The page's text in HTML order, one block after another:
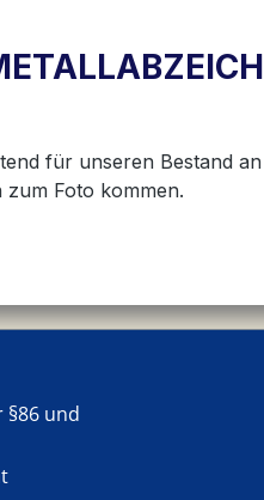
für unseren Bestand
Foto kommen.
§86 und